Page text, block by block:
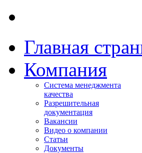
Главная
Компания
Система менеджмента
качества
Разрешительная
документация
Вакансии
Видео о компании
Статьи
Документы